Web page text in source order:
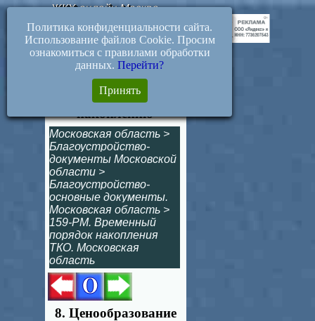
ЖКХ-онлайн.Москва
Ценообразование
услуги по
накоплению
Московская область >
Благоустройство-
документы Московской
области >
Благоустройство-
основные документы.
Московская область >
159-РМ. Временный
порядок накопления
ТКО. Московская
область
8. Ценообразование
Политика конфиденциальности сайта.
Использование файлов Cookie. Просим
ознакомиться с правилами обработки
данных. Перейти?
Принять